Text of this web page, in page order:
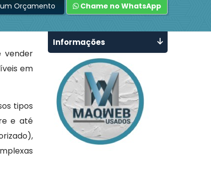
Orçamento Chame no WhatsApp
vender
em
tipos
e até
Informações